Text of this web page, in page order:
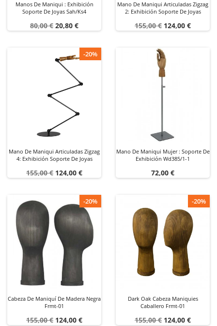
Manos De Maniqui : Exhibición
Soporte De Joyas Sah/ks4
Precio
80,00 € Precio
20,80 €
Mano De Maniqui Articuladas Zigzag
2: Exhibición Soporte De Joyas
Precio
155,00 € Precio
124,00 €
-20%
Mano De Maniqui Articuladas Zigzag
4: Exhibición Soporte De Joyas
Precio
155,00 € Precio
124,00 €
Mano De Maniqui Mujer : Soporte De
Exhibición Wd385/1-1
Precio
72,00 €
-20%
Cabeza De Maniquí De Madera Negra
Frmt-01
Precio
155,00 € Precio
124,00 €
-20%
Dark Oak Cabeza Maniquies
Caballero Frmt-01
Precio
155,00 € Precio
124,00 €